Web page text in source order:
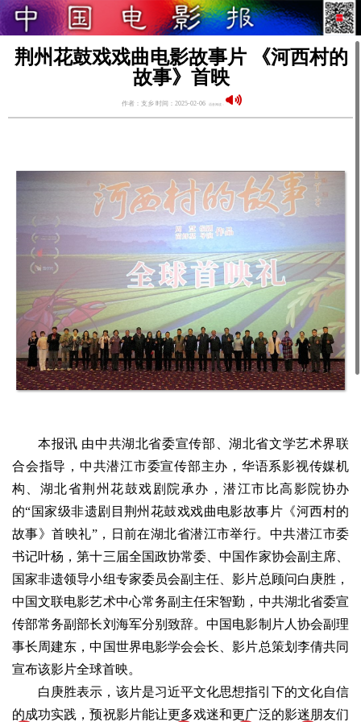
荆州花鼓戏戏曲电影故事片 《河西村的
故事》首映
作者：支乡 时间：2025-02-06
本报讯 由中共湖北省委宣传部、湖北省文学艺术界联
合会指导，中共潜江市委宣传部主办，华语系影视传媒机
构、湖北省荆州花鼓戏剧院承办，潜江市比高影院协办
的“国家级非遗剧目荆州花鼓戏戏曲电影故事片《河西村的
故事》首映礼”，日前在湖北省潜江市举行。中共潜江市委
书记叶杨，第十三届全国政协常委、中国作家协会副主席、
国家非遗领导小组专家委员会副主任、影片总顾问白庚胜，
中国文联电影艺术中心常务副主任宋智勤，中共湖北省委宣
传部常务副部长刘海军分别致辞。中国电影制片人协会副理
事长周建东，中国世界电影学会会长、影片总策划李倩共同
宣布该影片全球首映。
白庚胜表示，该片是习近平文化思想指引下的文化自信
的成功实践，预祝影片能让更多戏迷和更广泛的影迷朋友们